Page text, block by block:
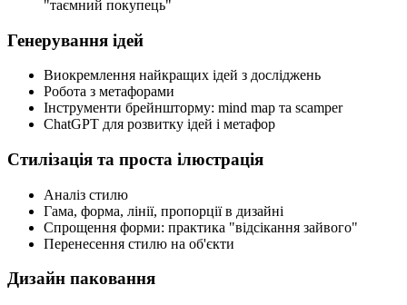
"таємний покупець"
Генерування ідей
Виокремлення найкращих ідей з досліджень
Робота з метафорами
Інструменти брейншторму: mind map та scamper
ChatGPT для розвитку ідей і метафор
Стилізація та проста ілюстрація
Аналіз стилю
Гама, форма, лінії, пропорції в дизайні
Спрощення форми: практика "відсікання зайвого"
Перенесення стилю на об'єкти
Дизайн паковання